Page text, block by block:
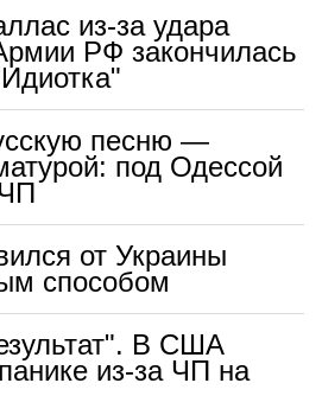
из-за удара
РФ закончилась
песню —
под Одессой
от Украины
способом
В США
из-за ЧП на